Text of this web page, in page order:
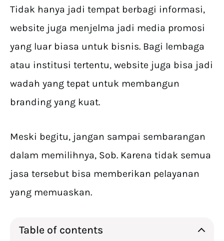
Tidak hanya jadi tempat berbagi informasi,
website juga menjelma jadi media promosi
yang luar biasa untuk bisnis. Bagi lembaga
atau institusi tertentu, website juga bisa jadi
wadah yang tepat untuk membangun
branding yang kuat.
Meski begitu, jangan sampai sembarangan
dalam memilihnya, Sob. Karena tidak semua
jasa tersebut bisa memberikan pelayanan
yang memuaskan.
Table of contents